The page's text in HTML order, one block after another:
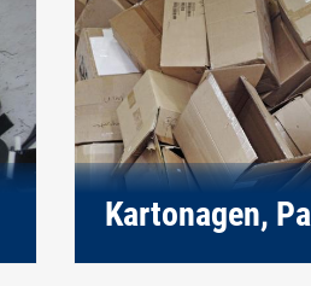
Kartonagen,